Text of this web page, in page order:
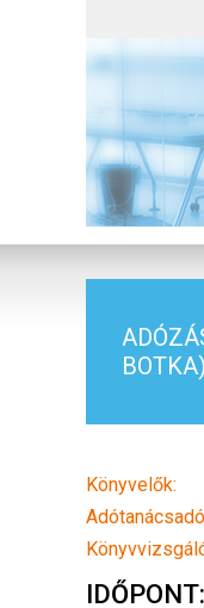
BOTKA)
Könyvelők:
IDŐPONT: